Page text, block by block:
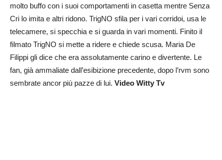
molto buffo con i suoi comportamenti in casetta mentre Senza
Cri lo imita e altri ridono. TrigNO sfila per i vari corridoi, usa le
telecamere, si specchia e si guarda in vari momenti. Finito il
filmato TrigNO si mette a ridere e chiede scusa. Maria De
Filippi gli dice che era assolutamente carino e divertente. Le
fan, già ammaliate dall’esibizione precedente, dopo l’rvm sono
sembrate ancor più pazze di lui. Video Witty Tv